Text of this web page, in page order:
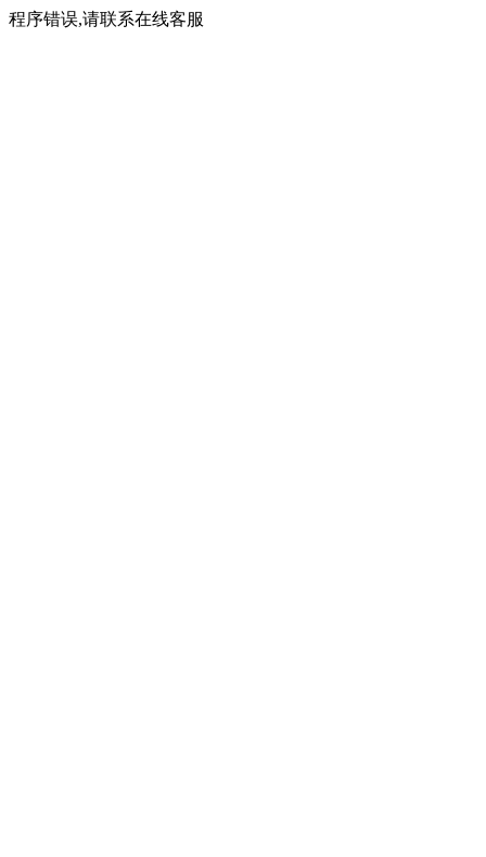
程序错误,请联系在线客服